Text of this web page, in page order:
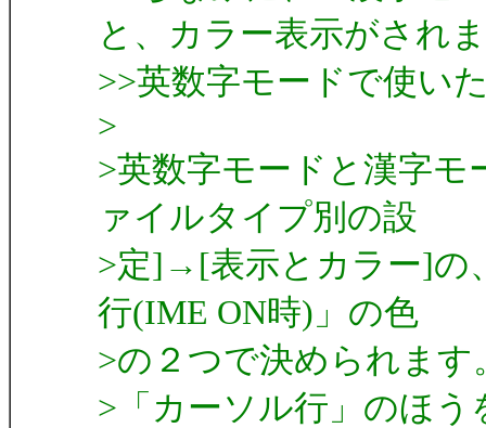
と、カラー表示がされ
>>英数字モードで使い
>
>英数字モードと漢字
ァイルタイプ別の設
>定]→[表示とカラー]の
行(IME ON時)」の色
>の２つで決められます
>「カーソル行」のほ